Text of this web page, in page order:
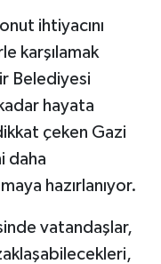
ihtiyacını
karşılamak
Belediyesi
hayata
çeken Gazi
daha
hazırlanıyor.
vatandaşlar,